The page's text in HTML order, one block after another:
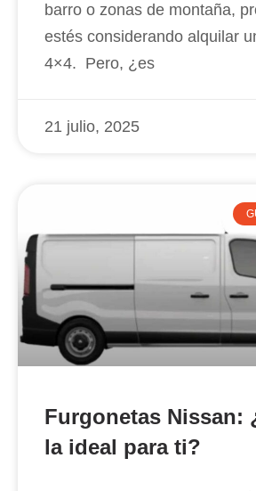
barro o zonas de montaña,
estés considerando alquilar
4×4. Pero, ¿es
21 julio, 2025
Furgonetas Nissan:
la ideal para ti?